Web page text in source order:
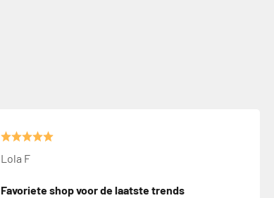
Lola F
Favoriete shop voor de laatste trends